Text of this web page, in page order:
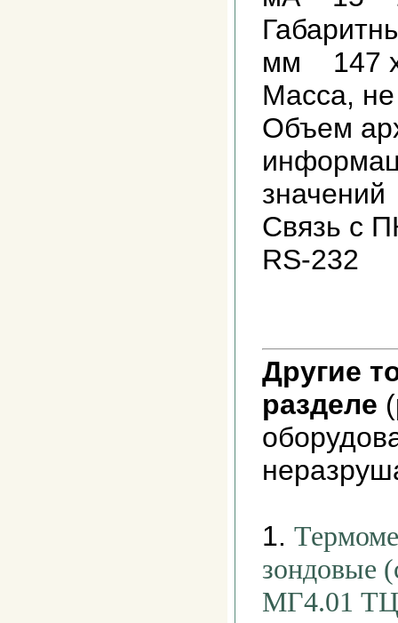
мм 147 х
Масса,
Объем
Связь с
RS-232
Другие
разделе
1.
зондовые
МГ4.01